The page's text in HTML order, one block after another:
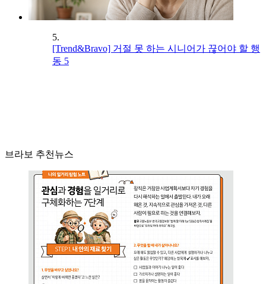
5.
[Trend&Bravo] 거절 못 하는 시니어가 끊어야 할 행
동 5
브라보 추천뉴스